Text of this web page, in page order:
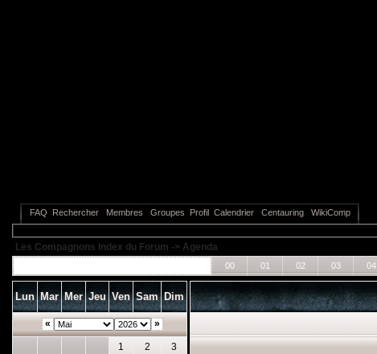
FAQ Rechercher Membres Groupes Profil Calendrier Centauring WikiComp
Les Compagnons Index du Forum -> Agenda
00 01 02 03 04
Lun Mar Mer Jeu Ven Sam Dim
« »
1 2
3